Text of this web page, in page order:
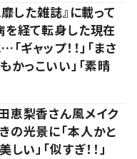
した雑誌』に載って
を経て転身した現在
ギャップ！！」「まさ
かっこいい」「素晴
恵梨香さん風メイク
光景に「本人かと
い」「似すぎ！！」